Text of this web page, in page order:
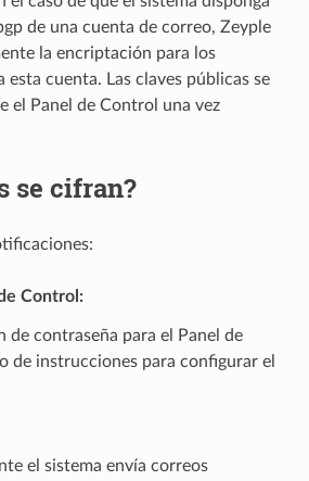
de una cuenta de correo, Zeyple
la encriptación para los
esta cuenta. Las claves públicas se
el Panel de Control una vez
se cifran?
Control:
de contraseña para el Panel de
de instrucciones para configurar el
el sistema envía correos